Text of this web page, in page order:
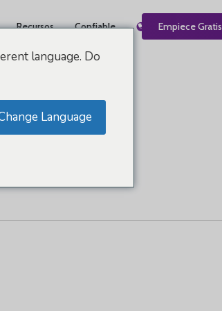
Recursos Confiable ES
Empiece Gratis
language. Do
Language